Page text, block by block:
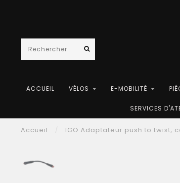
ACCUEIL VÉLOS E-MOBILITÉ
SERVICES
Accueil IGO Adaptateur push to twist,